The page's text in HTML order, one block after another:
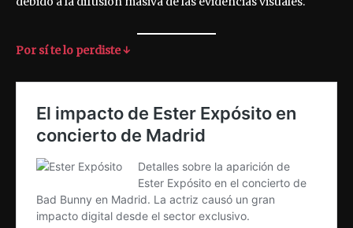
Por sí te lo perdiste ↓